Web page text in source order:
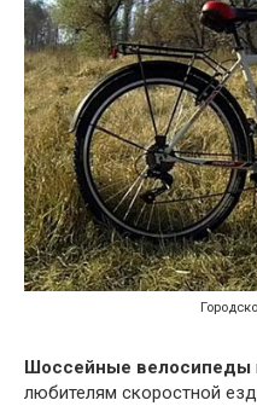
Шоссейные велосипеды
любителям скоростной